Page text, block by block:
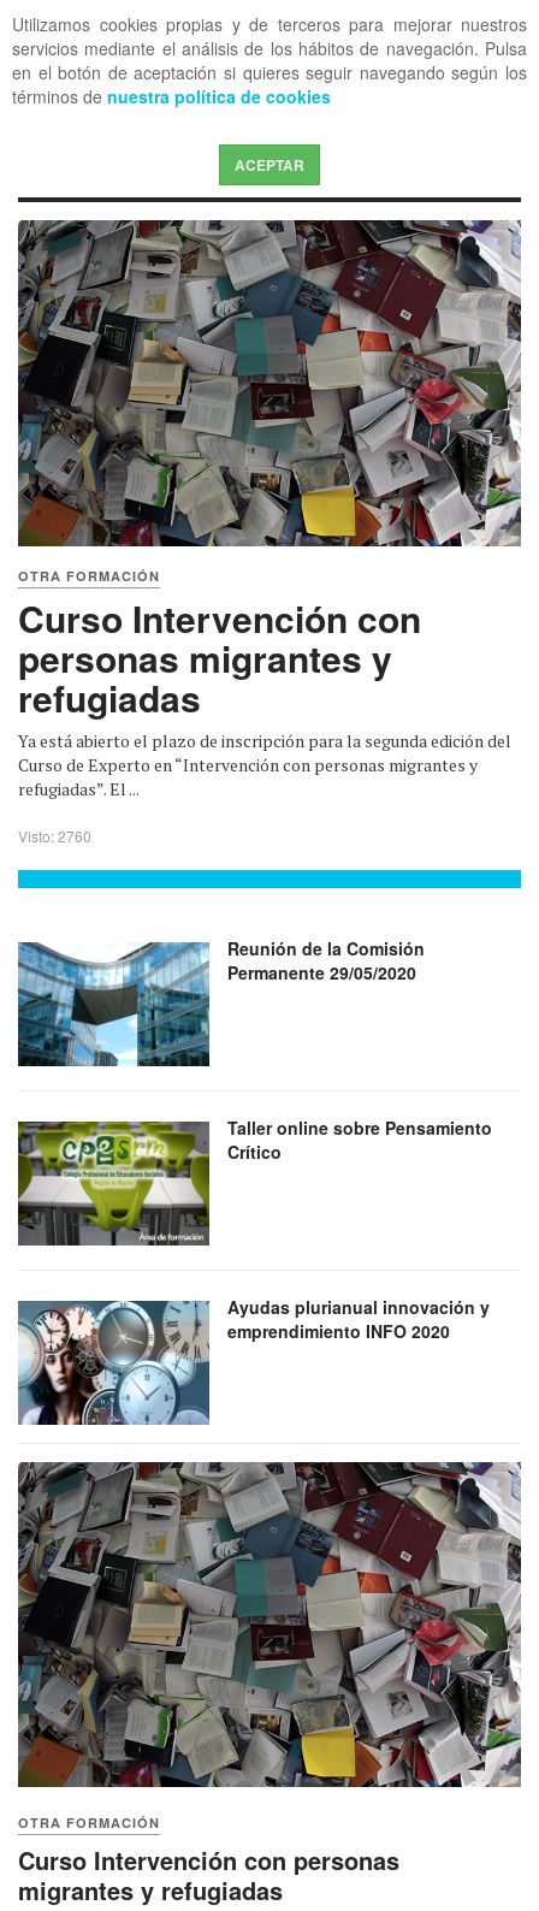
Utilizamos cookies propias y de terceros para mejorar nuestros
servicios mediante el análisis de los hábitos de navegación. Pulsa
en el botón de aceptación si quieres seguir navegando según los
términos de nuestra política de cookies
ACEPTAR
OFF CANVAS
OTRA FORMACIÓN
Curso Intervención con
personas migrantes y
refugiadas
Ya está abierto el plazo de inscripción para la segunda edición del
Curso de Experto en “Intervención con personas migrantes y
refugiadas”. El ...
Visto: 2760
Reunión de la Comisión
Permanente 29/05/2020
Taller online sobre Pensamiento
Crítico
Ayudas plurianual innovación y
emprendimiento INFO 2020
OTRA FORMACIÓN
Curso Intervención con personas
migrantes y refugiadas